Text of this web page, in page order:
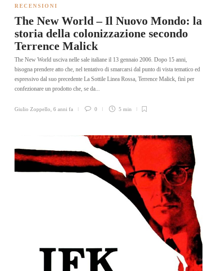
RECENSIONI
The New World – Il Nuovo Mondo: la
storia della colonizzazione secondo
Terrence Malick
The New World usciva nelle sale italiane il 13 gennaio 2006. Dopo 15 anni,
bisogna prendere atto che, nel tentativo di smarcarsi dal punto di vista tematico ed
espressivo dal suo precedente La Sottile Linea Rossa, Terrence Malick, finì per
confezionare un prodotto che, se da...
Giulio Zoppello 6 anni fa 0 5 min